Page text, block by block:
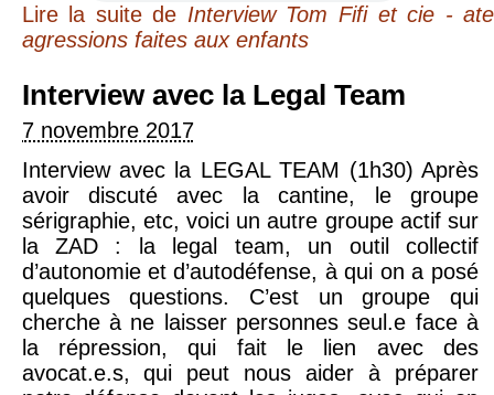
Lire la suitede Interview Tom Fifi et cie -
agressions faites aux enfants
Interview avec la Legal Team
7 novembre 2017
Interview avec la LEGAL TEAM (1h30) Après
avoir discuté avec la cantine, le groupe
sérigraphie, etc, voici un autre groupe actif sur
la ZAD : la legal team, un outil collectif
d’autonomie et d’autodéfense, à qui on a posé
quelques questions. C’est un groupe qui
cherche à ne laisser personnes seul.e face à
la répression, qui fait le lien avec des
avocat.e.s, qui peut nous aider à préparer